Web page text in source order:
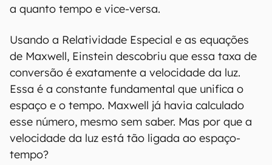
a quanto tempo e vice-versa.
Usando a Relatividade Especial e as equações
de Maxwell, Einstein descobriu que essa taxa de
conversão é exatamente a velocidade da luz.
Essa é a constante fundamental que unifica o
espaço e o tempo. Maxwell já havia calculado
esse número, mesmo sem saber. Mas por que a
velocidade da luz está tão ligada ao espaço-
tempo?